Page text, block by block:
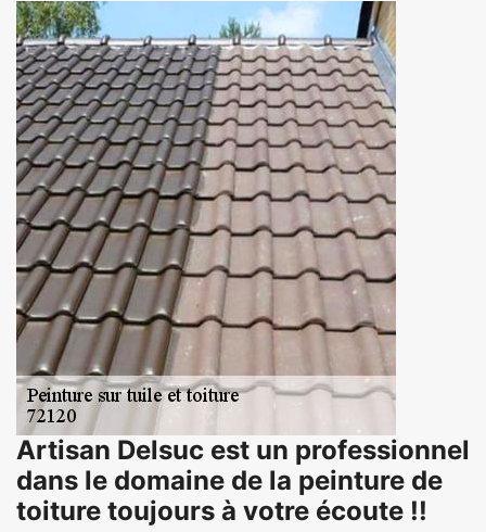
Artisan Delsuc est un professionnel
dans le domaine de la peinture de
toiture toujours à votre écoute !!